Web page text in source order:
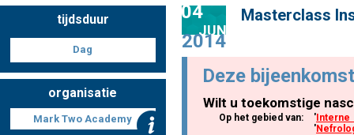
Nascholingen online (elearning)
Nascholingen op aanvraag (in-company)
tijdsduur
Dag
organisatie
Mark Two Academy
04
JUN
2014
Masterclass
Deze
Wilt u toekomstige
Op het gebied van: '
'